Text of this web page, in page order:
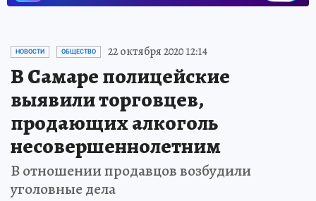
НОВОСТИ ОБЩЕСТВО 22 октября 2020 12:14
В Самаре полицейские
выявили торговцев,
продающих алкоголь
несовершеннолетним
В отношении продавцов возбудили
уголовные дела